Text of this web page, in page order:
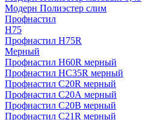
Модерн Полиэстер слим
Профнастил
H75
Профнастил H75R
Мерный
Профнастил H60R мерный
Профнастил HC35R мерный
Профнастил С20R мерный
Профнастил С20А мерный
Профнастил С20В мерный
Профнастил С21R мерный